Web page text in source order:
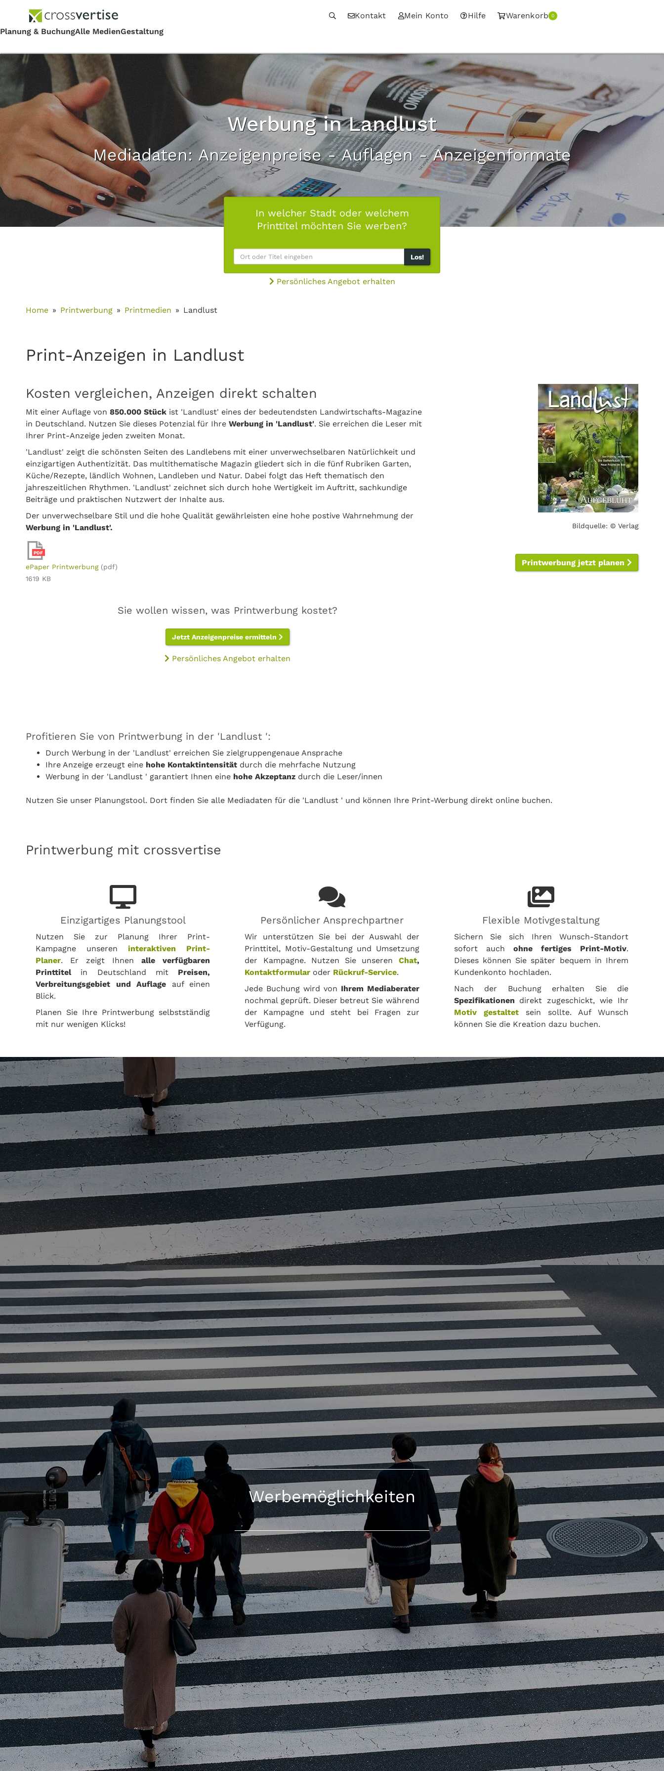
Kontakt Mein Konto Hilfe Warenkorb 0
Werbung in Landlust
Mediadaten: Anzeigenpreise - Auflagen - Anzeigenformate
In welcher Stadt oder welchem
Printtitel möchten Sie werben?
Los!
Persönliches Angebot erhalten
Home Printwerbung Printmedien Landlust
Print-Anzeigen in Landlust
Kosten vergleichen, Anzeigen direkt schalten
Mit einer Auflage von 850.000 Stück ist 'Landlust' eines der bedeutendsten Landwirtschafts-Magazine
in Deutschland. Nutzen Sie dieses Potenzial für Ihre Werbung in 'Landlust'. Sie erreichen die Leser mit
Ihrer Print-Anzeige jeden zweiten Monat.
'Landlust' zeigt die schönsten Seiten des Landlebens mit einer unverwechselbaren Natürlichkeit und
einzigartigen Authentizität. Das multithematische Magazin gliedert sich in die fünf Rubriken Garten,
Küche/Rezepte, ländlich Wohnen, Landleben und Natur. Dabei folgt das Heft thematisch den
jahreszeitlichen Rhythmen. 'Landlust' zeichnet sich durch hohe Wertigkeit im Auftritt, sachkundige
Beiträge und praktischen Nutzwert der Inhalte aus.
Der unverwechselbare Stil und die hohe Qualität gewährleisten eine hohe postive Wahrnehmung der
Werbung in 'Landlust'.
PDF
ePaper Printwerbung (pdf)
1619 KB
Sie wollen wissen, was Printwerbung kostet?
Jetzt Anzeigenpreise ermitteln
Persönliches Angebot erhalten
Bildquelle: © Verlag
Printwerbung jetzt planen
Profitieren Sie von Printwerbung in der 'Landlust ':
Durch Werbung in der 'Landlust' erreichen Sie zielgruppengenaue Ansprache
Ihre Anzeige erzeugt eine hohe Kontaktintensität durch die mehrfache Nutzung
Werbung in der 'Landlust ' garantiert Ihnen eine hohe Akzeptanz durch die Leser/innen
Nutzen Sie unser Planungstool. Dort finden Sie alle Mediadaten für die 'Landlust ' und können Ihre Print-Werbung direkt online buchen.
Printwerbung mit crossvertise
Einzigartiges Planungstool
Nutzen Sie zur Planung Ihrer Print-
Kampagne unsereninteraktiven Print-
Planer. Er zeigt Ihnenalle verfügbaren
Printtitelin Deutschland mit Preisen,
Verbreitungsgebiet und Auflage auf einen
Blick.
Planen Sie Ihre Printwerbung selbstständig
mit nur wenigen Klicks!
Persönlicher Ansprechpartner
Wir unterstützen Sie bei der Auswahl der
Printtitel, Motiv-Gestaltung und Umsetzung
der Kampagne. Nutzen Sie unseren Chat,
Kontaktformular oder Rückruf-Service.
Jede Buchung wird von Ihrem Mediaberater
nochmal geprüft. Dieser betreut Sie während
der Kampagne und steht bei Fragen zur
Verfügung.
Flexible Motivgestaltung
Sichern Sie sich Ihren Wunsch-Standort
sofort auch ohne fertiges Print-Motiv.
Dieses können Sie später bequem in Ihrem
Kundenkonto hochladen.
Nach der Buchung erhalten Sie die
Spezifikationen direkt zugeschickt, wie Ihr
Motiv gestaltetsein sollte. Auf Wunsch
können Sie die Kreation dazu buchen.
Werbemöglichkeiten